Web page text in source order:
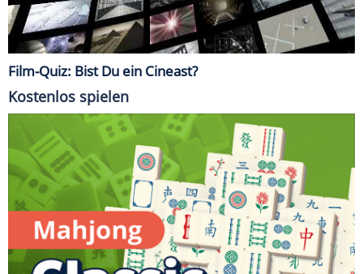
Film-Quiz: Bist Du ein Cineast?
Kostenlos spielen